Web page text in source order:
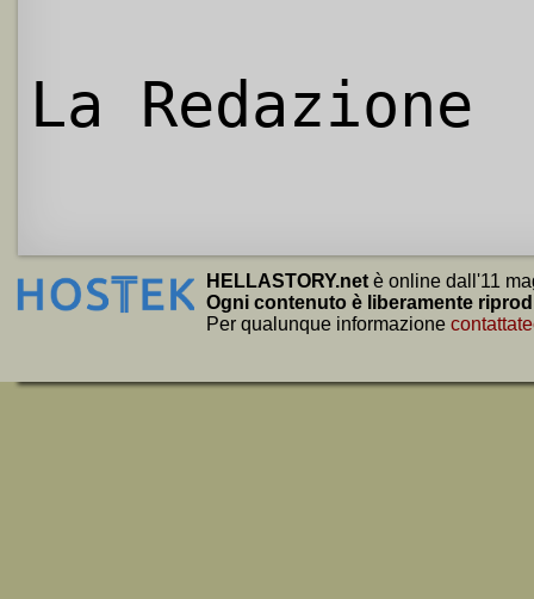
La Redazione
HELLASTORY.net è online dall'11
Ogni contenuto è liberamente
Per qualunque informazione